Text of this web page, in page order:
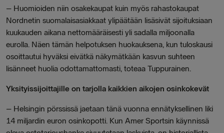
– Huomioiden niin osakekaupat kuin myös rahastokaupat
Nordnetin suomalaisasiakkaat ylipäätään lisäsivät sijoituksiaan
kuukauden aikana nettomääräisesti yli sadalla miljoonalla
eurolla. Näen tämän helpotuksen huokauksena, kun tuloskausi
osoittautui hyväksi eivätkä näkymätkään kasvun suhteen
lisänneet huolia odottamattomasti, toteaa Tuppurainen.
Yksityissijoittajille on tarjolla kaikkien aikojen osinkokevät
– Helsingin pörssissä jaetaan tänä vuonna ennätyksellinen liki
14 miljardin euron osinkopotti. Kun Amer Sportsin käynnissä